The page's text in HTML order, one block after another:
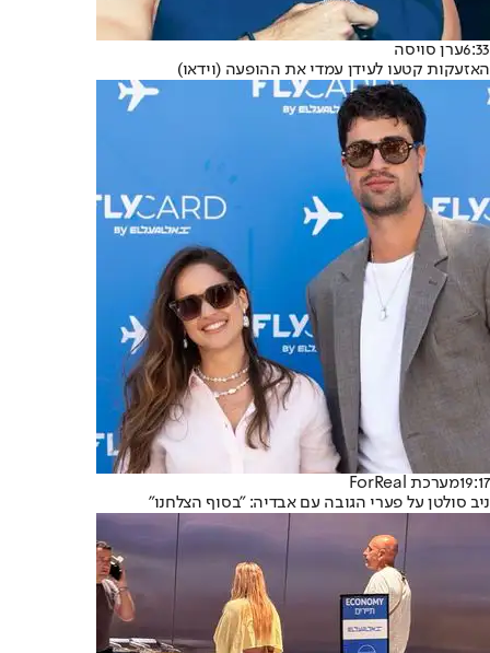
6:33ערן סויסה
האזעקות קטעו לעידן עמדי את ההופעה (וידאו)
19:17מערכת ForReal
ניב סולטן על פערי הגובה עם אבדיה: "בסוף הצלחנו"